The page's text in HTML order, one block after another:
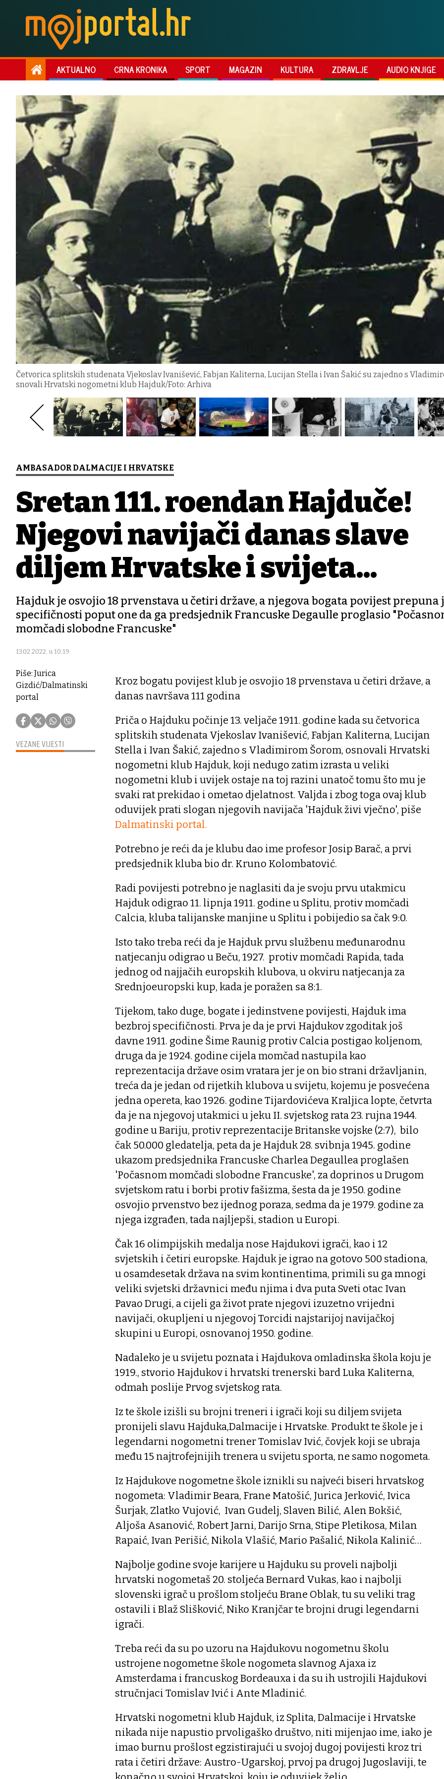
AKTUALNO CRNA KRONIKA SPORT MAGAZIN KULTURA ZDRAVLJE AUDIO KNJIGE
Četvorica splitskih studenata Vjekoslav Ivanišević, Fabjan Kaliterna, Lucijan Stella i Ivan Šakić su zajedno s
snovali Hrvatski nogometni klub Hajduk/Foto: Arhiva
AMBASADOR DALMACIJE I HRVATSKE
Sretan 111. rođendan Hajduče!
Njegovi navijači danas slave
diljem Hrvatske i svijeta...
Hajduk je osvojio 18 prvenstava u četiri države, a njegova bogata povijest prepuna
specifičnosti poput one da ga predsjednik Francuske Degaulle proglasio
momčadi slobodne Francuske"
13.02.2022. u 10:19
Piše: Jurica
Gizdić/Dalmatinski
portal
VEZANE VIJESTI
Kroz bogatu povijest klub je osvojio 18 prvenstava u četiri države, a
danas navršava 111 godina
Priča o Hajduku počinje 13. veljače 1911. godine kada su četvorica
splitskih studenata Vjekoslav Ivanišević, Fabjan Kaliterna, Lucijan
Stella i Ivan Šakić, zajedno s Vladimirom Šorom, osnovali Hrvatski
nogometni klub Hajduk, koji nedugo zatim izrasta u veliki
nogometni klub i uvijek ostaje na toj razini unatoč tomu što mu je
svaki rat prekidao i ometao djelatnost. Valjda i zbog toga ovaj klub
oduvijek prati slogan njegovih navijača 'Hajduk živi vječno', piše
Dalmatinski portal.
Potrebno je reći da je klubu dao ime profesor Josip Barač, a prvi
predsjednik kluba bio dr. Kruno Kolombatović.
Radi povijesti potrebno je naglasiti da je svoju prvu utakmicu
Hajduk odigrao 11. lipnja 1911. godine u Splitu, protiv momčadi
Calcia, kluba talijanske manjine u Splitu i pobijedio sa čak 9:0.
Isto tako treba reći da je Hajduk prvu službenu međunarodnu
natjecanju odigrao u Beču, 1927. protiv momčadi Rapida, tada
jednog od najjačih europskih klubova, u okviru natjecanja za
Srednjoeuropski kup, kada je poražen sa 8:1.
Tijekom, tako duge, bogate i jedinstvene povijesti, Hajduk ima
bezbroj specifičnosti. Prva je da je prvi Hajdukov zgoditak još
davne 1911. godine Šime Raunig protiv Calcia postigao koljenom,
druga da je 1924. godine cijela momčad nastupila kao
reprezentacija države osim vratara jer je on bio strani državljanin,
treća da je jedan od rijetkih klubova u svijetu, kojemu je posvećena
jedna opereta, kao 1926. godine Tijardovićeva Kraljica lopte, četvrta
da je na njegovoj utakmici u jeku II. svjetskog rata 23. rujna 1944.
godine u Bariju, protiv reprezentacije Britanske vojske (2:7), bilo
čak 50.000 gledatelja, peta da je Hajduk 28. svibnja 1945. godine
ukazom predsjednika Francuske Charlea Degaullea proglašen
'Počasnom momčadi slobodne Francuske', za doprinos u Drugom
svjetskom ratu i borbi protiv fašizma, šesta da je 1950. godine
osvojio prvenstvo bez ijednog poraza, sedma da je 1979. godine za
njega izgrađen, tada najljepši, stadion u Europi.
Čak 16 olimpijskih medalja nose Hajdukovi igrači, kao i 12
svjetskih i četiri europske. Hajduk je igrao na gotovo 500 stadiona,
u osamdesetak država na svim kontinentima, primili su ga mnogi
veliki svjetski državnici među njima i dva puta Sveti otac Ivan
Pavao Drugi, a cijeli ga život prate njegovi izuzetno vrijedni
navijači, okupljeni u njegovoj Torcidi najstarijoj navijačkoj
skupini u Europi, osnovanoj 1950. godine.
Nadaleko je u svijetu poznata i Hajdukova omladinska škola koju je
1919., stvorio Hajdukov i hrvatski trenerski bard Luka Kaliterna,
odmah poslije Prvog svjetskog rata.
Iz te škole izišli su brojni treneri i igrači koji su diljem svijeta
pronijeli slavu Hajduka,Dalmacije i Hrvatske. Produkt te škole je i
legendarni nogometni trener Tomislav Ivić, čovjek koji se ubraja
među 15 najtrofejnijih trenera u svijetu sporta, ne samo nogometa.
Iz Hajdukove nogometne škole iznikli su najveći biseri hrvatskog
nogometa: Vladimir Beara, Frane Matošić, Jurica Jerković, Ivica
Šurjak, Zlatko Vujović, Ivan Gudelj, Slaven Bilić, Alen Bokšić,
Aljoša Asanović, Robert Jarni, Darijo Srna, Stipe Pletikosa, Milan
Rapaić, Ivan Perišić, Nikola Vlašić, Mario Pašalić, Nikola Kalinić…
Najbolje godine svoje karijere u Hajduku su proveli najbolji
hrvatski nogometaš 20. stoljeća Bernard Vukas, kao i najbolji
slovenski igrač u prošlom stoljeću Brane Oblak, tu su veliki trag
ostavili i Blaž Slišković, Niko Kranjčar te brojni drugi legendarni
igrači.
Treba reći da su po uzoru na Hajdukovu nogometnu školu
ustrojene nogometne škole nogometa slavnog Ajaxa iz
Amsterdama i francuskog Bordeauxa i da su ih ustrojili Hajdukovi
stručnjaci Tomislav Ivić i Ante Mladinić.
Hrvatski nogometni klub Hajduk, iz Splita, Dalmacije i Hrvatske
nikada nije napustio prvoligaško društvo, niti mijenjao ime, iako je
imao burnu prošlost egzistirajući u svojoj dugoj povijesti kroz tri
rata i četiri države: Austro-Ugarskoj, prvoj pa drugoj Jugoslaviji, te